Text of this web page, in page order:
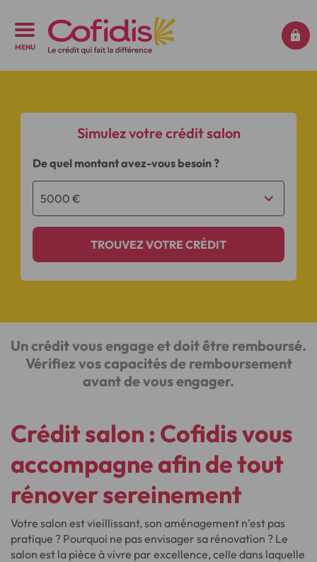
MENU
Simulez votre crédit salon
De quel montant avez-vous besoin ?
TROUVEZ VOTRE CRÉDIT
Un crédit vous engage et doit être remboursé.
Vérifiez vos capacités de remboursement
avant de vous engager.
Crédit salon : Cofidis vous
accompagne afin de tout
rénover sereinement
Votre salon est vieillissant, son aménagement n’est pas
pratique ? Pourquoi ne pas envisager sa rénovation ? Le
salon est la pièce à vivre par excellence, celle dans laquelle